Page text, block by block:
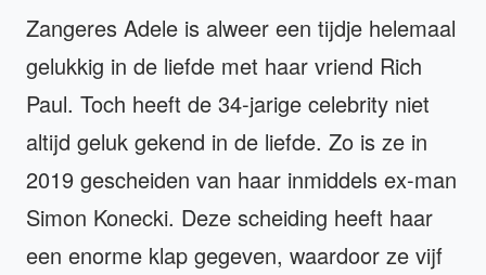
Zangeres Adele is alweer een tijdje helemaal
gelukkig in de liefde met haar vriend Rich
Paul. Toch heeft de 34-jarige celebrity niet
altijd geluk gekend in de liefde. Zo is ze in
2019 gescheiden van haar inmiddels ex-man
Simon Konecki. Deze scheiding heeft haar
een enorme klap gegeven, waardoor ze vijf